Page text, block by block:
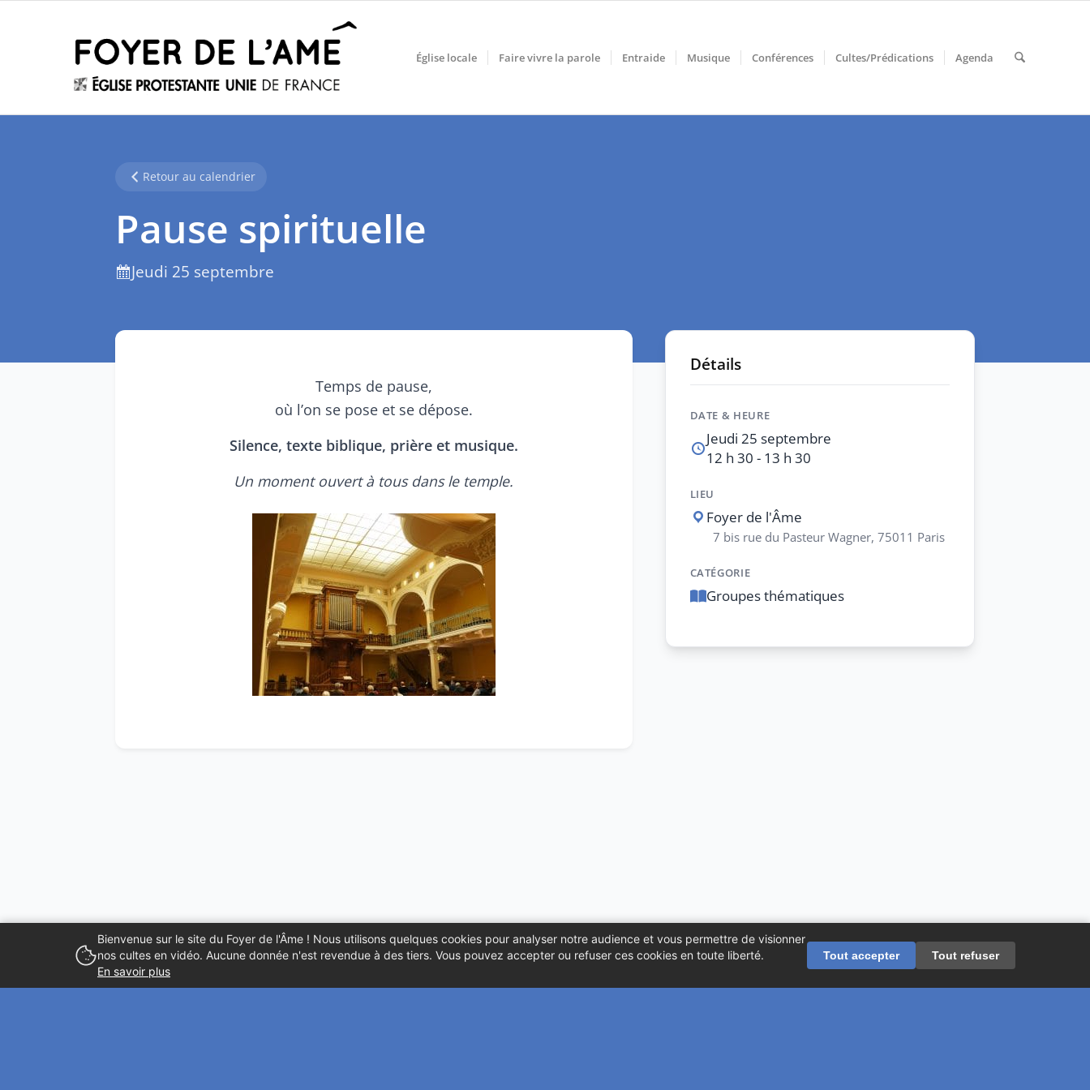
Église locale Faire vivre la parole Entraide Musique Conférences Cultes/Prédications Agenda
Retour au calendrier
Pause spirituelle
Jeudi 25 septembre
Temps de pause,
où l’on se pose et se dépose.
Silence, texte biblique, prière et musique.
Un moment ouvert à tous dans le temple.
Détails
DATE & HEURE
Jeudi 25 septembre
12 h 30 - 13 h 30
LIEU
Foyer de l'Âme
7 bis rue du Pasteur Wagner, 75011 Paris
CATÉGORIE
Groupes thématiques
Bienvenue sur le site du Foyer de l'Âme ! Nous utilisons quelques cookies pour analyser notre audience et vous permettre de visionner
nos cultes en vidéo. Aucune donnée n'est revendue à des tiers. Vous pouvez accepter ou refuser ces cookies en toute liberté.
En savoir plus
Tout accepter Tout refuser